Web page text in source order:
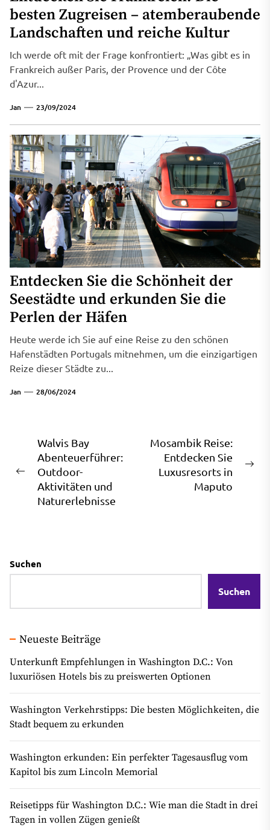
besten Zugreisen – atemberaubende
Landschaften und reiche Kultur
Ich werde oft mit der Frage konfrontiert: „Was gibt es in
Frankreich außer Paris, der Provence und der Côte
d'Azur...
Jan 23/09/2024
Entdecken Sie die Schönheit der
Seestädte und erkunden Sie die
Perlen der Häfen
Heute werde ich Sie auf eine Reise zu den schönen
Hafenstädten Portugals mitnehmen, um die einzigartigen
Reize dieser Städte zu...
Jan 28/06/2024
Beitragsnavigation
Previous
post:
Walvis Bay
Abenteuerführer:
Outdoor-
Aktivitäten und
Naturerlebnisse
Mosambik Reise:
Entdecken Sie
Luxusresorts in
Maputo
Suchen
Suchen
Neueste Beiträge
Unterkunft Empfehlungen in Washington D.C.: Von
luxuriösen Hotels bis zu preiswerten Optionen
Washington Verkehrstipps: Die besten Möglichkeiten, die
Stadt bequem zu erkunden
Washington erkunden: Ein perfekter Tagesausflug vom
Kapitol bis zum Lincoln Memorial
Reisetipps für Washington D.C.: Wie man die Stadt in drei
Tagen in vollen Zügen genießt